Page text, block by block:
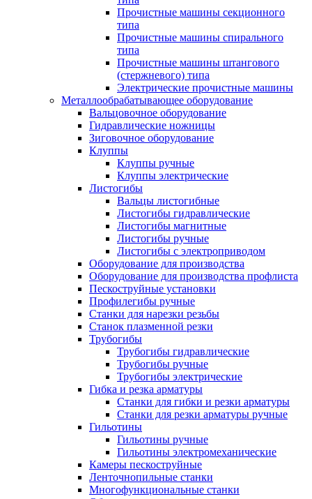
Прочистные машины секционного
типа
Прочистные машины спирального
типа
Прочистные машины штангового
(стержневого) типа
Электрические прочистные машины
Металлообрабатывающее оборудование
Вальцовочное оборудование
Гидравлические ножницы
Зиговочное оборудование
Клуппы
Клуппы ручные
Клуппы электрические
Листогибы
Вальцы листогибные
Листогибы гидравлические
Листогибы магнитные
Листогибы ручные
Листогибы с электроприводом
Оборудование для производства
Оборудование для производства профлиста
Пескоструйные установки
Профилегибы ручные
Станки для нарезки резьбы
Станок плазменной резки
Трубогибы
Трубогибы гидравлические
Трубогибы ручные
Трубогибы электрические
Гибка и резка арматуры
Станки для гибки и резки арматуры
Станки для резки арматуры ручные
Гильотины
Гильотины ручные
Гильотины электромеханические
Камеры пескоструйные
Ленточнопильные станки
Многофункциональные станки